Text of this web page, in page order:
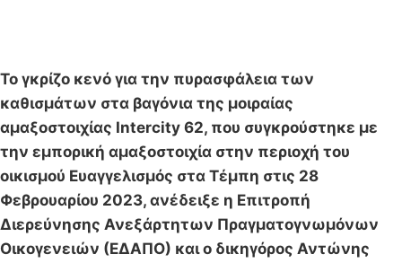
Το γκρίζο κενό για την πυρασφάλεια των
καθισμάτων στα βαγόνια της μοιραίας
αμαξοστοιχίας Intercity 62, που συγκρούστηκε με
την εμπορική αμαξοστοιχία στην περιοχή του
οικισμού Ευαγγελισμός στα Τέμπη στις 28
Φεβρουαρίου 2023, ανέδειξε η Επιτροπή
Διερεύνησης Ανεξάρτητων Πραγματογνωμόνων
Οικογενειών (ΕΔΑΠΟ) και ο δικηγόρος Αντώνης